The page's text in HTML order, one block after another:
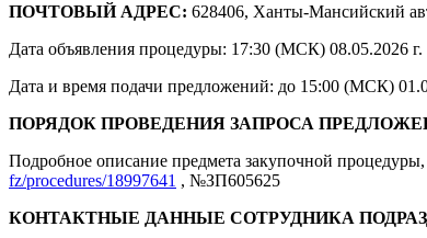
ПОЧТОВЫЙ АДРЕС: 628406, Ханты-Мансийский
Дата объявления процедуры: 17:30 (МСК) 08.05.2026 г.
Дата и время подачи предложений: до 15:00 (МСК)
ПОРЯДОК ПРОВЕДЕНИЯ ЗАПРОСА
Подробное описание предмета закупочной
fz/procedures/18997641 , №ЗП605625
КОНТАКТНЫЕ ДАННЫЕ СОТРУДНИКА